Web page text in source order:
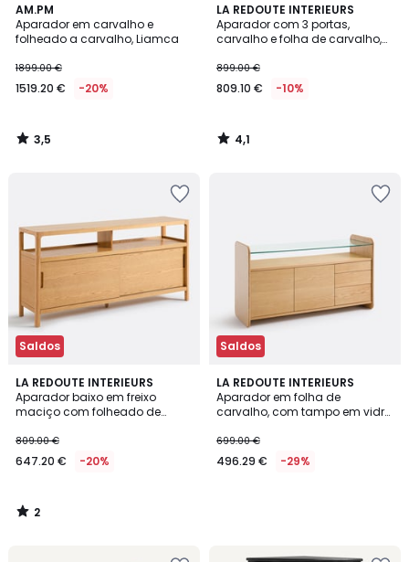
AM.PM
Aparador em carvalho e
folheado a carvalho, Liamca
1899.00 €
1519.20 € -20%
3,5
/ 5
3,5
/
LA REDOUTE INTERIEURS
Aparador com 3 portas,
carvalho e folha de carvalho,
899.00 €
809.10 € -10%
4,1
/ 5
4,1
/
Saldos
LA REDOUTE INTERIEURS
Aparador baixo em freixo
maciço com folheado de
TRESS
809.00 €
647.20 € -20%
2
/
5
2
/
Saldos
LA REDOUTE INTERIEURS
Aparador em folha de
carvalho, com tampo em vidro
gavetas, ERICSON
699.00 €
496.29 € -29%